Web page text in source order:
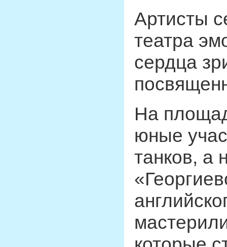
Артисты
театра
сердца
На
юные
танков, а